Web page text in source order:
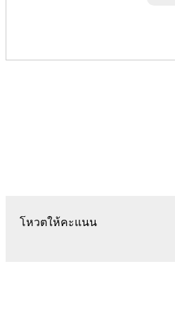
โหวตให้คะแนน